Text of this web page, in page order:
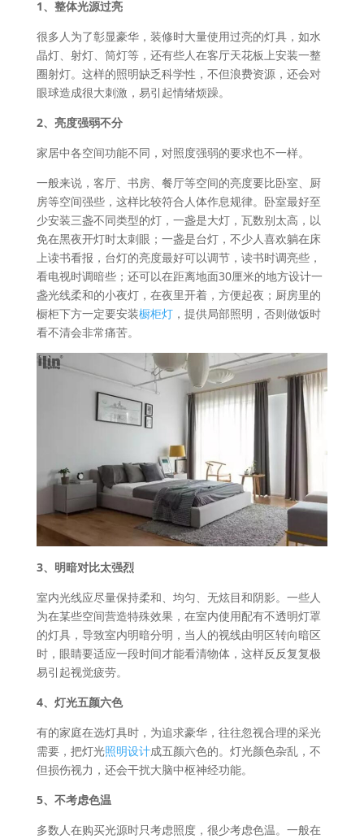
1、整体光源过亮
很多人为了彰显豪华，装修时大量使用过亮的灯具，如水
晶灯、射灯、筒灯等，还有些人在客厅天花板上安装一整
圈射灯。这样的照明缺乏科学性，不但浪费资源，还会对
眼球造成很大刺激，易引起情绪烦躁。
2、亮度强弱不分
家居中各空间功能不同，对照度强弱的要求也不一样。
一般来说，客厅、书房、餐厅等空间的亮度要比卧室、厨
房等空间强些，这样比较符合人体作息规律。卧室最好至
少安装三盏不同类型的灯，一盏是大灯，瓦数别太高，以
免在黑夜开灯时太刺眼；一盏是台灯，不少人喜欢躺在床
上读书看报，台灯的亮度最好可以调节，读书时调亮些，
看电视时调暗些；还可以在距离地面30厘米的地方设计一
盏光线柔和的小夜灯，在夜里开着，方便起夜；厨房里的
橱柜下方一定要安装橱柜灯，提供局部照明，否则做饭时
看不清会非常痛苦。
3、明暗对比太强烈
室内光线应尽量保持柔和、均匀、无炫目和阴影。一些人
为在某些空间营造特殊效果，在室内使用配有不透明灯罩
的灯具，导致室内明暗分明，当人的视线由明区转向暗区
时，眼睛要适应一段时间才能看清物体，这样反反复复极
易引起视觉疲劳。
4、灯光五颜六色
有的家庭在选灯具时，为追求豪华，往往忽视合理的采光
需要，把灯光照明设计成五颜六色的。灯光颜色杂乱，不
但损伤视力，还会干扰大脑中枢神经功能。
5、不考虑色温
多数人在购买光源时只考虑照度，很少考虑色温。一般在